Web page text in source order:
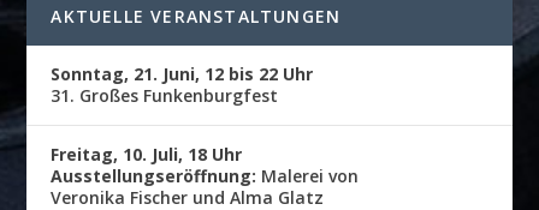
AKTUELLE VERANSTALTUNGEN
Sonntag, 21. Juni, 12 bis 22 Uhr
31. Großes Funkenburgfest
Freitag, 10. Juli, 18 Uhr
Ausstellungseröffnung: Malerei von
Veronika Fischer und Alma Glatz